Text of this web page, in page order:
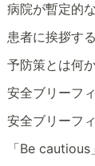
病院が暫定的
患者に挨拶す
予防策とは何
安全ブリーフ
安全ブリーフ
「Be